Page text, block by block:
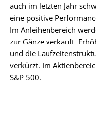
auch im letzten Jahr
eine positive
Im Anleihenbereich
zur Gänze verkauft.
und die
verkürzt. Im
S&P 500.